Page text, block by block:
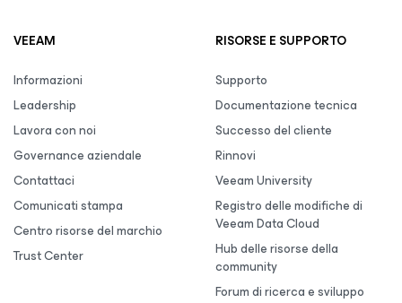
VEEAM
Informazioni
Leadership
Lavora con noi
Governance aziendale
Contattaci
Comunicati stampa
Centro risorse del marchio
Trust Center
RISORSE E SUPPORTO
Supporto
Documentazione tecnica
Successo del cliente
Rinnovi
Veeam University
Registro delle modifiche di
Veeam Data Cloud
Hub delle risorse della
community
Forum di ricerca e sviluppo